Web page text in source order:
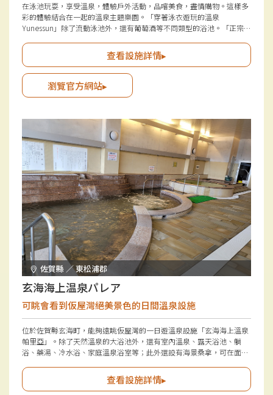
在泳池玩耍，享受溫泉，體驗戶外活動，品嚐美食，盡情購物。這樣多
彩的體驗結合在一起的溫泉主題樂園。「穿著泳衣遊玩的溫泉
Yunessun」除了流動泳池外，還有葡萄酒等不同類型的浴池。「正宗的
享受湯浴之樂。
查看設施詳情▸
瀏覽官方網站▸
佐賀縣 ／ 東松浦郡
玄海海上温泉パレア
可眺會看到仮屋灣絕美景色的日間溫泉設施
位於佐賀縣玄海町，能夠遠眺仮屋灣的一日遊溫泉設施「玄海海上溫泉
帕里亞」。除了天然溫泉的大浴池外，還有室內溫泉、露天浴池、躺
浴、藥湯、冷水浴、家庭溫泉浴室等；此外還設有海景桑拿，可在面向
人皆可享受。在「紀水餐廳」中可一邊欣賞美麗景色，一邊品嚐「佐賀
牛」和玄海町出產的海鮮。查看設施詳情▸